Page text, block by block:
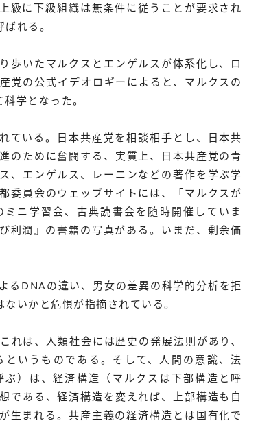
級に下級組織は無条件に従うことが要求され
れる。
いたマルクスとエンゲルスが体系化し、ロ
党の公式イデオロギーによると、マルクスの
学となった。
ている。日本共産党を相談相手とし、日本共
のために奮闘する、実質上、日本共産党の青
、エンゲルス、レーニンなどの著作を学ぶ学
委員会のウェッブサイトには、「マルクスが
ニ学習会、古典読書会を随時開催していま
潤』の書籍の写真がある。いまだ、剰余価
DNAの違い、男女の差異の科学的分析を拒
いかと危惧が指摘されている。
は、人類社会には歴史の発展法則があり、
いうものである。そして、人間の意識、法
）は、経済構造（マルクスは下部構造と呼
である、経済構造を変えれば、上部構造も自
生まれる。共産主義の経済構造とは国有化で